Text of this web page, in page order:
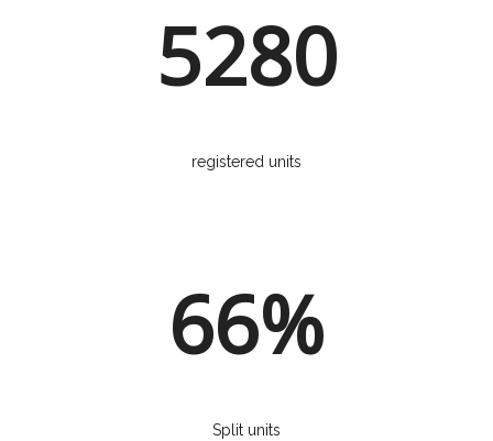
5280
registered units
66%
Split units